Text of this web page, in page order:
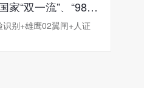
武汉大学（国家“双一流”、“985工程”、“211工程”）
别+雄鹰02翼闸+人证